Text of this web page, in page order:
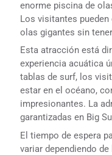
enorme piscina de
Los visitantes
olas gigantes sin
Esta atracción está
experiencia acuática
tablas de surf, los
estar en el océano,
impresionantes. La
garantizadas en Big
El tiempo de espera
variar dependiendo